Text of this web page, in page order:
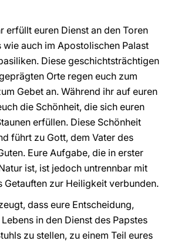
erfüllt euren Dienst an den Toren
wie auch im Apostolischen Palast
Diese geschichtsträchtigen
Orte regen euch zum
Gebet an. Während ihr auf euren
die Schönheit, die sich euren
erfüllen. Diese Schönheit
führt zu Gott, dem Vater des
Eure Aufgabe, die in erster
ist, ist jedoch untrennbar mit
Getauften zur Heiligkeit verbunden.
dass eure Entscheidung,
in den Dienst des Papstes
zu stellen, zu einem Teil eures